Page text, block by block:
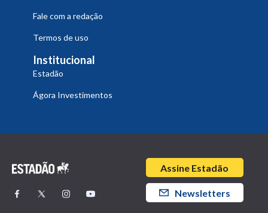
Fale com a redação
Termos de uso
Institucional
Estadão
Ágora Investimentos
Assine Estadão
Newsletters